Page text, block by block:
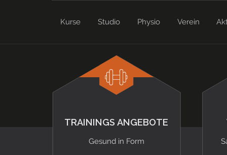
Kurse Studio Physio Verein
TRAININGS ANGEBOTE
Gesund in Form